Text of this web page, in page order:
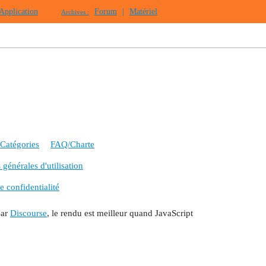
Archives : Forum Matériel
Catégories FAQ/Charte
d'utilisation
confidentialité
Discourse, le rendu est meilleur quand JavaScript